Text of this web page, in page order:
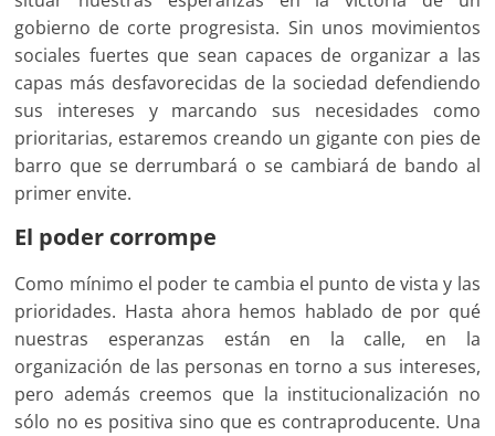
gobierno de corte progresista. Sin unos movimientos
sociales fuertes que sean capaces de organizar a las
capas más desfavorecidas de la sociedad defendiendo
sus intereses y marcando sus necesidades como
prioritarias, estaremos creando un gigante con pies de
barro que se derrumbará o se cambiará de bando al
primer envite.
El poder corrompe
Como mínimo el poder te cambia el punto de vista y las
prioridades. Hasta ahora hemos hablado de por qué
nuestras esperanzas están en la calle, en la
organización de las personas en torno a sus intereses,
pero además creemos que la institucionalización no
sólo no es positiva sino que es contraproducente. Una